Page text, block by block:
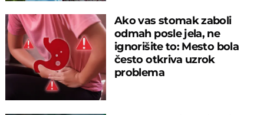
Ako vas stomak zaboli
odmah posle jela, ne
ignorišite to: Mesto bola
često otkriva uzrok
problema